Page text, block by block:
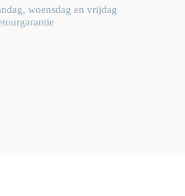
woensdag en vrijdag